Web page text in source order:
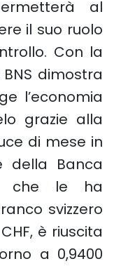
al
il suo ruolo
Con la
dimostra
l’economia
grazie alla
di mese in
Banca
che le ha
svizzero
è riuscita
a 0,9400